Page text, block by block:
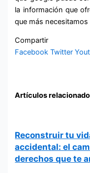
la información que
que más
Compartir
Facebook Twitter
Artículos
Reconstruir tu
accidental: el
derechos que te